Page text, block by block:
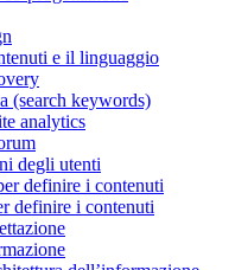
e il linguaggio
(search keywords)
analytics
degli utenti
definire i contenuti
definire i contenuti